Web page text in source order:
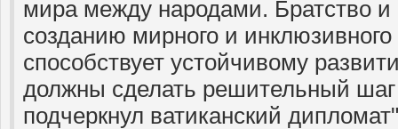
мира между народами. Братство и
созданию мирного и
способствует устойчивому
должны сделать решительный
подчеркнул ватиканский